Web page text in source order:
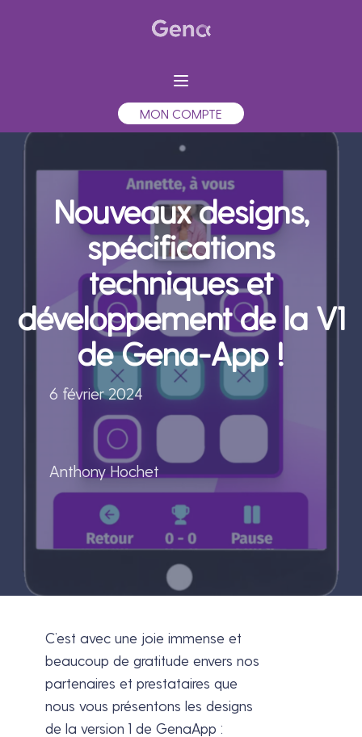
MON COMPTE
Nouveaux designs,
spécifications
techniques et
développement de la V1
de Gena-App !
6 février 2024
Anthony Hochet
C’est avec une joie immense et
beaucoup de gratitude envers nos
partenaires et prestataires que
nous vous présentons les designs
de la version 1 de GenaApp :